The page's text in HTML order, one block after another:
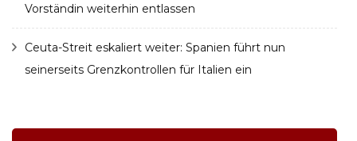
Vorständin weiterhin entlassen
Ceuta-Streit eskaliert weiter: Spanien führt nun
seinerseits Grenzkontrollen für Italien ein